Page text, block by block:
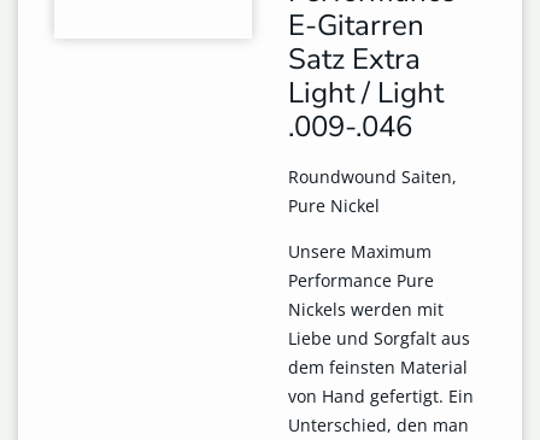
E-Gitarren
Satz Extra
Light / Light
.009-.046
Roundwound Saiten,
Pure Nickel
Unsere Maximum
Performance Pure
Nickels werden mit
Liebe und Sorgfalt aus
dem feinsten Material
von Hand gefertigt. Ein
Unterschied, den man